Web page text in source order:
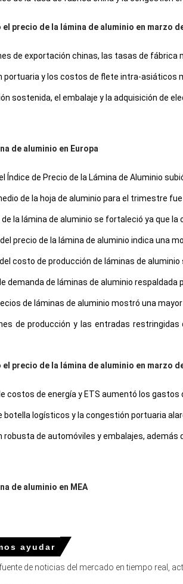
precio de la lámina de aluminio en marzo
de exportación chinas, las tasas de fábrica
portuaria y los costos de flete intra-asiáticos
sostenida, el embalaje y la adquisición de
de aluminio en Europa
Índice de Precio de la Lámina de Aluminio
de la hoja de aluminio para el trimestre
de la lámina de aluminio se fortaleció ya que
precio de la lámina de aluminio indica una
costo de producción de láminas de
demanda de láminas de aluminio
de láminas de aluminio mostró una
de producción y las entradas
precio de la lámina de aluminio en marzo
costos de energía y ETS aumentó los
botella logísticos y la congestión portuaria
robusta de automóviles y embalajes,
de aluminio en MEA
de la hoja de aluminio para el trimestre fue
la lámina de aluminio se mantuvo firme; la
ayudar
de noticias del mercado en tiempo real,